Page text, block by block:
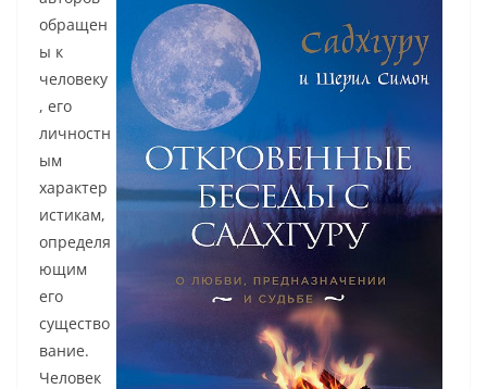
обращен
ы к
человеку
, его
личностн
ым
характер
истикам,
определя
ющим
его
существо
вание.
Человек